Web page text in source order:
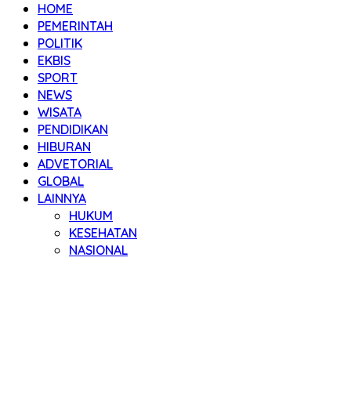
HOME
PEMERINTAH
POLITIK
EKBIS
SPORT
NEWS
WISATA
PENDIDIKAN
HIBURAN
ADVETORIAL
GLOBAL
LAINNYA
HUKUM
KESEHATAN
NASIONAL